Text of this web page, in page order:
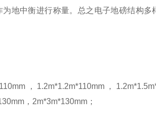
地中衡进行称量。总之电子地磅结构多
，1.2m*1.2m*110mm，
，2m*3m*130mm；